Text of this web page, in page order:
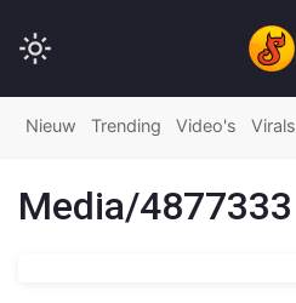
Nieuw Trending Video's Virals
Media/4877333